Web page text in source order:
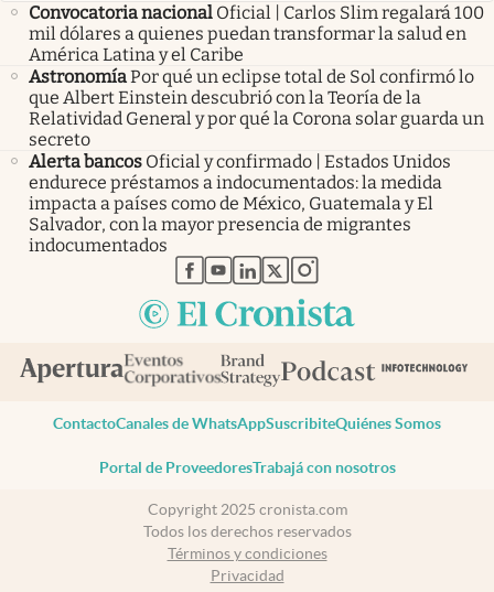
Convocatoria nacional Oficial | Carlos Slim regalará 100
mil dólares a quienes puedan transformar la salud en
América Latina y el Caribe
AstronomíaPor qué un eclipse total de Sol confirmó lo
que Albert Einstein descubrió con la Teoría de la
Relatividad General y por qué la Corona solar guarda un
secreto
Alerta bancos Oficial y confirmado | Estados Unidos
endurece préstamos a indocumentados: la medida
impacta a países como de México, Guatemala y El
Salvador, con la mayor presencia de migrantes
indocumentados
abre en nueva pestaña
abre en nueva pestaña
abre en nueva pestaña
abre en nueva pestaña
abre en nueva pestaña
ContactoCanales de WhatsAppSuscribiteQuiénes Somos
Portal de ProveedoresTrabajá con nosotros
Copyright 2025 cronista.com
Todos los derechos reservados
Términos y condiciones
Privacidad